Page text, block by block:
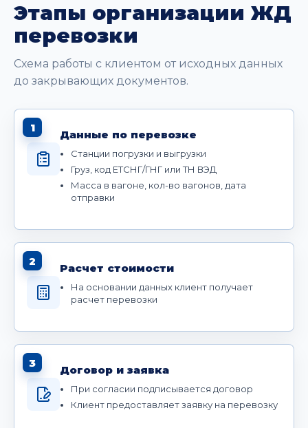
Этапы организации ЖД
перевозки
Схема работы с клиентом от исходных данных
до закрывающих документов.
1
Данные по перевозке
Станции погрузки и выгрузки
Груз, код ЕТСНГ/ГНГ или ТН ВЭД
Масса в вагоне, кол-во вагонов, дата
отправки
2
Расчет стоимости
На основании данных клиент получает
расчет перевозки
3
Договор и заявка
При согласии подписывается договор
Клиент предоставляет заявку на перевозку